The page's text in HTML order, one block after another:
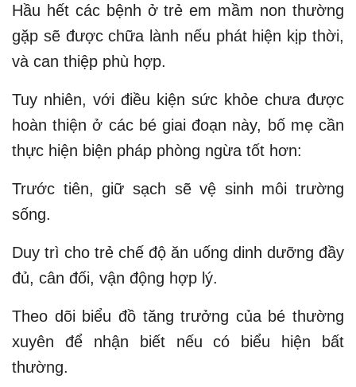
Hầu hết các bệnh ở trẻ em mầm non thường
gặp sẽ được chữa lành nếu phát hiện kịp thời,
và can thiệp phù hợp.
Tuy nhiên, với điều kiện sức khỏe chưa được
hoàn thiện ở các bé giai đoạn này, bố mẹ cần
thực hiện biện pháp phòng ngừa tốt hơn:
Trước tiên, giữ sạch sẽ vệ sinh môi trường
sống.
Duy trì cho trẻ chế độ ăn uống dinh dưỡng đầy
đủ, cân đối, vận động hợp lý.
Theo dõi biểu đồ tăng trưởng của bé thường
xuyên để nhận biết nếu có biểu hiện bất
thường.